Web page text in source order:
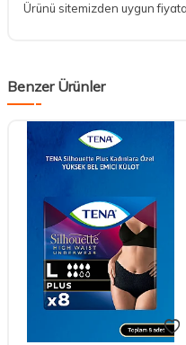
Ürünü sitemizden uygun
Benzer Ürünler